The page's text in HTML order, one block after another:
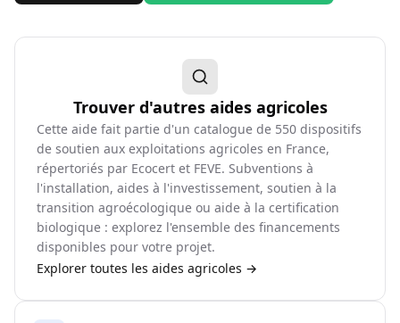
Trouver d'autres aides agricoles
Cette aide fait partie d'un catalogue de 550 dispositifs
de soutien aux exploitations agricoles en France,
répertoriés par Ecocert et FEVE. Subventions à
l'installation, aides à l'investissement, soutien à la
transition agroécologique ou aide à la certification
biologique : explorez l'ensemble des financements
disponibles pour votre projet.
Explorer toutes les aides agricoles →